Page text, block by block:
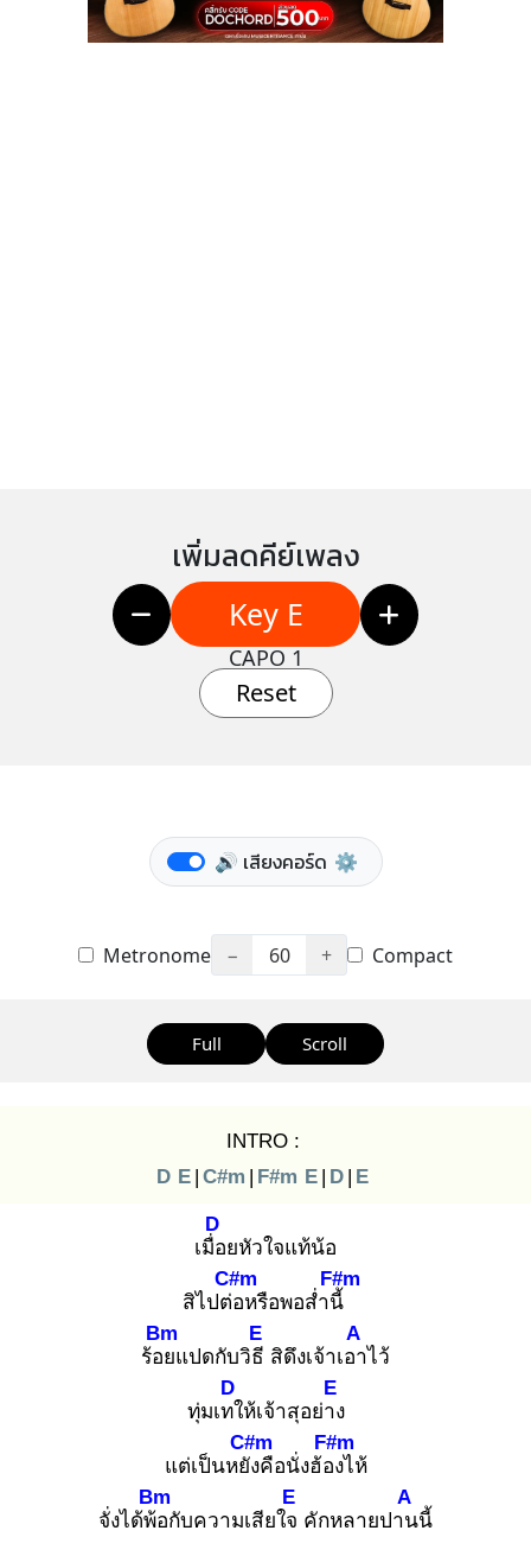
เพิ่มลดคีย์เพลง
Key E
CAPO 1
Reset
🔊 เสียงคอร์ด ⚙️
Metronome − 60 + Compact
Full Scroll
INTRO :
D E | C#m | F#m E | D | E
เมื่อ
D
ยหัวใจแท้น้อ
สิไปต่อ
C#m
หรือพอส่ำนี้
F#m
ร้อย
Bm
แปดกับวิธี
E
สิดึงเจ้าเอา
A
ไว้
ทุ่มเทใ
D
ห้เจ้าสุอย่าง
E
แต่เป็นหยัง
C#m
คือนั่งฮ้อง
F#m
ไห้
จั่งได้พ้อ
Bm
กับความเสียใจ
E
คักหลายปาน
A
นี้